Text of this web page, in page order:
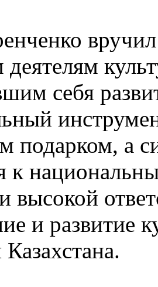
себя
подарком, а
к
высокой
и развитие